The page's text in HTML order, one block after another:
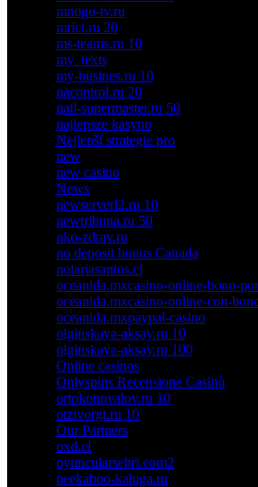
mnogo-tv.ru
mrict.ru 20
ms-teams.ru 10
my_texts
my-busines.ru 10
nacontrol.ru 20
nail-supermaster.ru 50
najlepsze kasyno
Nejlepší strategie pro
new
new casino
News
newserverl2.ru 10
newtribuna.ru 50
nko-zdrav.ru
no deposit bonus Canada
notariasantos.cl
oceanida.mxcasino-online-bono-
oceanida.mxcasino-online-con-
oceanida.mxpaypal-casino
olginskaya-aksay.ru 10
olginskaya-aksay.ru 100
Online casinos
Onlyspins Recensione Casinò
ortokonovalov.ru 10
otzivorgt.ru 10
Our Partners
oxd.cl
oyuncularsehri.com2
peekaboo-kaluga.ru